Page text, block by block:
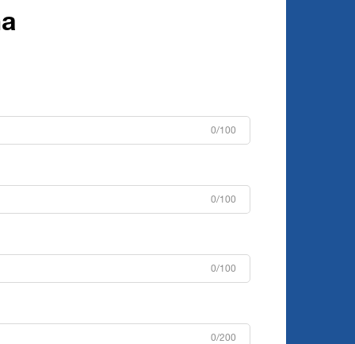
0/100
0/100
0/100
0/200